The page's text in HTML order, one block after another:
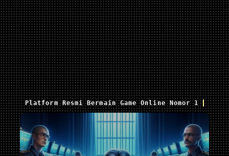
Platform Resmi Bermain Game Online Nomor 1 Saat